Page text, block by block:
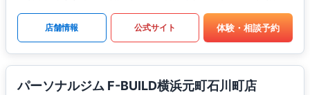
店舗情報 公式サイト 体験・相談予約
パーソナルジム F-BUILD横浜元町石川町店